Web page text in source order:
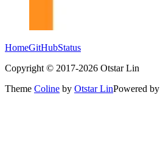
HomeGitHubStatus
Copyright © 2017-2026 Otstar Lin
Theme Coline by Otstar LinPowered by